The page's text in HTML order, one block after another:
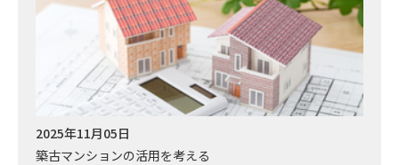
2025年11月05日
築古マンションの活用を考える